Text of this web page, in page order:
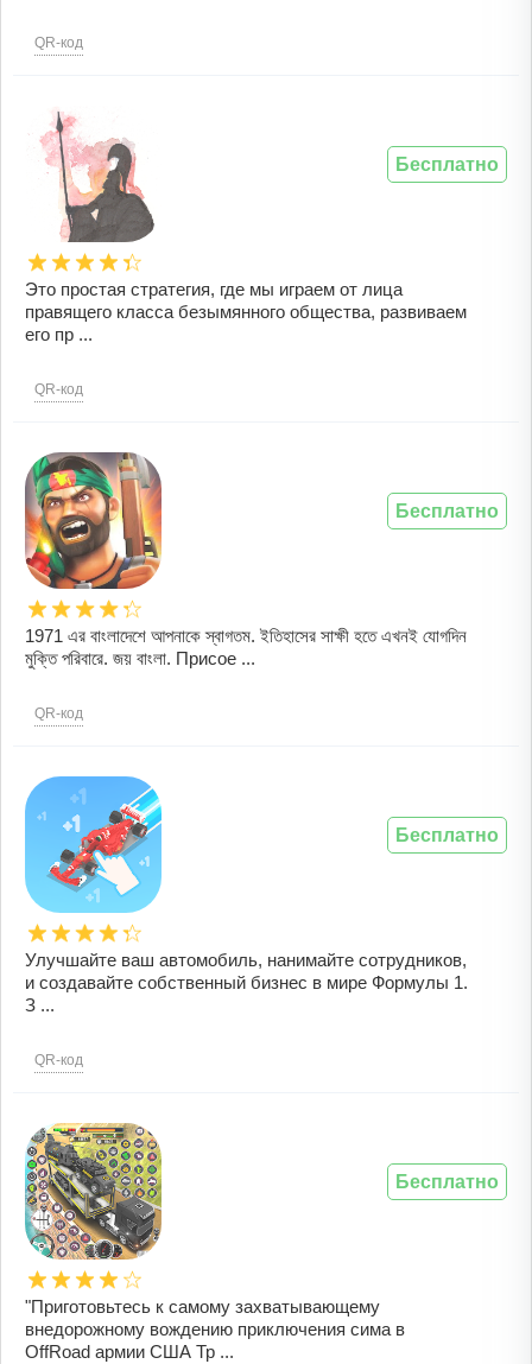
QR-код
Это простая стратегия, где мы играем от лица
правящего класса безымянного общества, развиваем
его пр ...
QR-код
Бесплатно
1971 এর বাংলাদেশে আপনাকে স্বাগতম. ইতিহাসের সাক্ষী হতে এখনই যোগদিন
মুক্তি পরিবারে. জয় বাংলা. Присое ...
QR-код
Бесплатно
Улучшайте ваш автомобиль, нанимайте сотрудников,
и создавайте собственный бизнес в мире Формулы 1.
З ...
QR-код
Бесплатно
"Приготовьтесь к самому захватывающему
внедорожному вождению приключения сима в
OffRoad армии США Тр ...
Бесплатно